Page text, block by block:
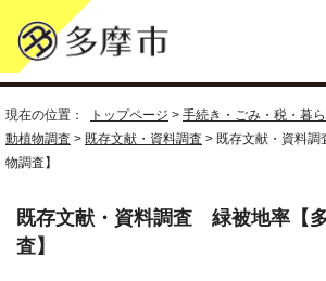
現在の位置： トップページ > 手続き・ごみ・税・暮
動植物調査 > 既存文献・資料調査 > 既存文献・資料
物調査】
既存文献・資料調査 緑被地率【
査】